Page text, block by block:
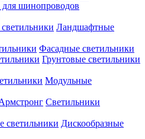
шинопроводов
Ландшафтные
Фасадные светильники
Грунтовые светильники
Модульные
Светильники
Дискообразные